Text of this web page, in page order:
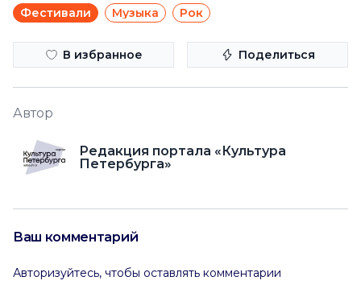
Фестивали Музыка Рок
В избранное Поделиться
Автор
Редакция портала «Культура
Петербурга»
Ваш комментарий
Авторизуйтесь, чтобы оставлять комментарии